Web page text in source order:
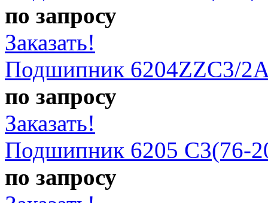
по запросу
Заказать!
Подшипник 6204ZZC3/
по запросу
Заказать!
Подшипник 6205 C3(76-
по запросу